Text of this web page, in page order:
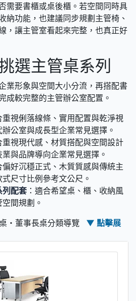
需要書櫃或桌後櫃。若空間同時具
納功能，也建議同步規劃主管椅、
，讓主管室看起來完整，也真正好
選主管桌系列
業形象與空間大小分流，再搭配書
成較完整的主管辦公室配置。
重視俐落線條、實用配置與乾淨視
公室與成長型企業常見選擇。
重視現代感、材質搭配與空間設計
與品牌導向企業常見選擇。
偏好沉穩正式、木質質感與傳統主
尺寸比例參考文公尺。
列配套 ：適合希望桌、櫃、收納風
間規劃。
・董事長桌分類導覽
▼ 點擊展